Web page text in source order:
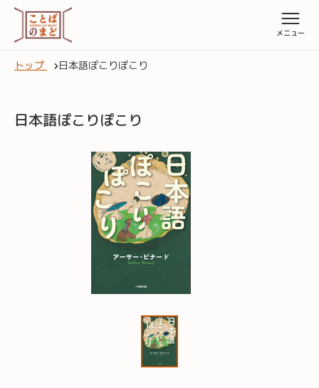
トップ 日本語ぽこりぽこり
日本語ぽこりぽこり